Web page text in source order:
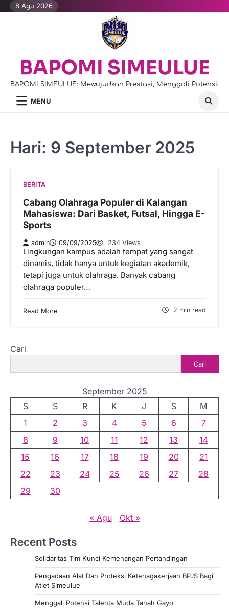
Skip8 Agu 2026
BAPOMI SIMEULUE
BAPOMI SIMEULUE: Mewujudkan Prestasi, Menggali Potensi!
MENU
Hari: 9 September 2025
BERITA
Cabang Olahraga Populer di Kalangan
Mahasiswa: Dari Basket, Futsal, Hingga E-
Sports
admin 09/09/2025 234 Views
Lingkungan kampus adalah tempat yang sangat
dinamis, tidak hanya untuk kegiatan akademik,
tetapi juga untuk olahraga. Banyak cabang
olahraga populer…
Read More 2 min read
Cari
Cari
September 2025
S
S R K J S
M
1
2 3 4 5 6
7
8
9 10 11 12 13
14
15
16 17 18 19 20
21
22
23 24 25 26 27
28
29
30
« Agu Okt »
Recent Posts
Solidaritas Tim Kunci Kemenangan Pertandingan
Pengadaan Alat Dan Proteksi Ketenagakerjaan BPJS Bagi
Atlet Simeulue
Menggali Potensi Talenta Muda Tanah Gayo